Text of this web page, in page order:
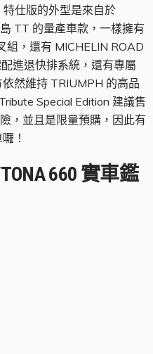
仕版的外型是來自於
TT 的量產車款，一樣擁有
組，還有 MICHELIN ROAD
進退快排系統，還有專屬
然維持 TRIUMPH 的高品
Special Edition 建議售
，並且是限量預購，因此有
！
660 實車鑑